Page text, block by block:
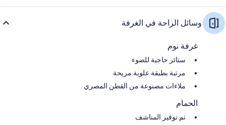
وسائل الراحة في الغرفة
غرفة نوم
ستائر حاجبة للضوء
مرتبة بطبقة علوية مريحة
ملاءات مصنوعة من القطن المصري
الحمام
تم توفير المناشف